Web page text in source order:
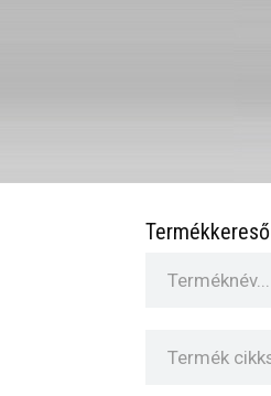
Termékkereső